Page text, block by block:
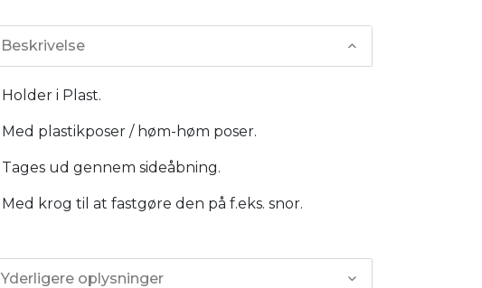
Beskrivelse
Holder i Plast.
Med plastikposer / høm-høm poser.
Tages ud gennem sideåbning.
Med krog til at fastgøre den på f.eks. snor.
Yderligere oplysninger